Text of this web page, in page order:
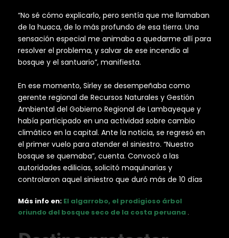
“No sé cómo explicarlo, pero sentía que me llamaban
de la huaca, de lo más profundo de esa tierra. Una
sensación especial me animaba a quedarme allí para
resolver el problema, y salvar de ese incendio al
bosque y el santuario”, manifiesta.
En ese momento, Sirley se desempeñaba como
gerente regional de Recursos Naturales y Gestión
Ambiental del Gobierno Regional de Lambayeque y
había participado en una actividad sobre cambio
climático en la capital. Ante la noticia, se regresó en
el primer vuelo para atender el siniestro. “Nuestro
bosque se quemaba”, cuenta. Convocó a las
autoridades edilicias, solicitó maquinarias y
controlaron aquel siniestro que duró más de 10 días
Más info en: El algarrobo, el prodigioso árbol
oriundo del bosque seco de la costa peruana .